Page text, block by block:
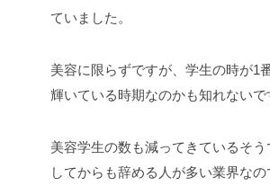
ていました。
美容に限らずですが、学生の時が1
輝いている時期なのかも知れない
美容学生の数も減ってきているそ
してからも辞める人が多い業界な